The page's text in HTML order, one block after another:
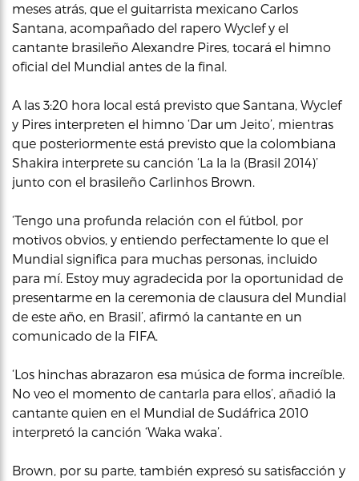
meses atrás, que el guitarrista mexicano Carlos
Santana, acompañado del rapero Wyclef y el
cantante brasileño Alexandre Pires, tocará el himno
oficial del Mundial antes de la final.
A las 3:20 hora local está previsto que Santana, Wyclef
y Pires interpreten el himno ‘Dar um Jeito’, mientras
que posteriormente está previsto que la colombiana
Shakira interprete su canción ‘La la la (Brasil 2014)’
junto con el brasileño Carlinhos Brown.
‘Tengo una profunda relación con el fútbol, por
motivos obvios, y entiendo perfectamente lo que el
Mundial significa para muchas personas, incluido
para mí. Estoy muy agradecida por la oportunidad de
presentarme en la ceremonia de clausura del Mundial
de este año, en Brasil’, afirmó la cantante en un
comunicado de la FIFA.
‘Los hinchas abrazaron esa música de forma increíble.
No veo el momento de cantarla para ellos’, añadió la
cantante quien en el Mundial de Sudáfrica 2010
interpretó la canción ‘Waka waka’.
Brown, por su parte, también expresó su satisfacción y